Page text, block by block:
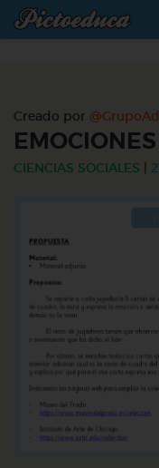
Creado por
CIENCIAS SOCIALES